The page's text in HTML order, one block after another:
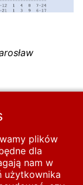
71
plików
dla
nam w
użytkownika